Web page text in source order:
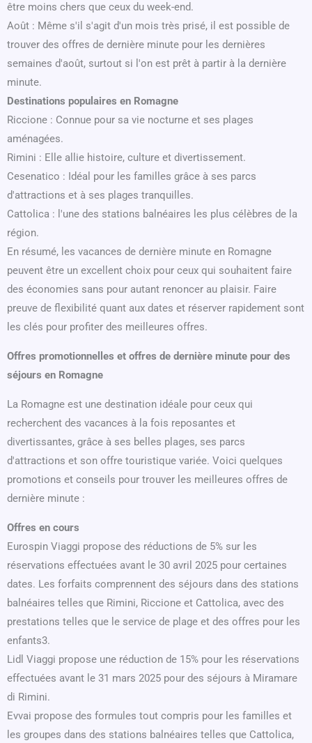
être moins chers que ceux du week-end.
Août : Même s'il s'agit d'un mois très prisé, il est possible de
trouver des offres de dernière minute pour les dernières
semaines d'août, surtout si l'on est prêt à partir à la dernière
minute.
Destinations populaires en Romagne
Riccione : Connue pour sa vie nocturne et ses plages
aménagées.
Rimini : Elle allie histoire, culture et divertissement.
Cesenatico : Idéal pour les familles grâce à ses parcs
d'attractions et à ses plages tranquilles.
Cattolica : l'une des stations balnéaires les plus célèbres de la
région.
En résumé, les vacances de dernière minute en Romagne
peuvent être un excellent choix pour ceux qui souhaitent faire
des économies sans pour autant renoncer au plaisir. Faire
preuve de flexibilité quant aux dates et réserver rapidement sont
les clés pour profiter des meilleures offres.
Offres promotionnelles et offres de dernière minute pour des
séjours en Romagne
La Romagne est une destination idéale pour ceux qui
recherchent des vacances à la fois reposantes et
divertissantes, grâce à ses belles plages, ses parcs
d'attractions et son offre touristique variée. Voici quelques
promotions et conseils pour trouver les meilleures offres de
dernière minute :
Offres en cours
Eurospin Viaggi propose des réductions de 5% sur les
réservations effectuées avant le 30 avril 2025 pour certaines
dates. Les forfaits comprennent des séjours dans des stations
balnéaires telles que Rimini, Riccione et Cattolica, avec des
prestations telles que le service de plage et des offres pour les
enfants3.
Lidl Viaggi propose une réduction de 15% pour les réservations
effectuées avant le 31 mars 2025 pour des séjours à Miramare
di Rimini.
Evvai propose des formules tout compris pour les familles et
les groupes dans des stations balnéaires telles que Cattolica,